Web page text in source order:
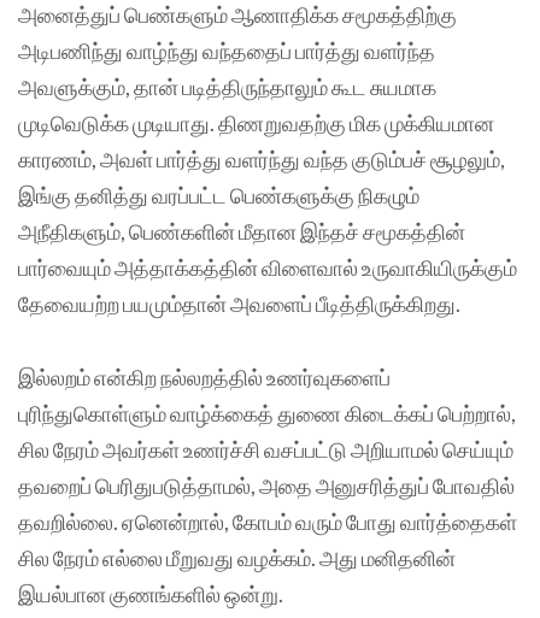
அனைத்துப் பெண்களும் ஆணாதிக்க சமூகத்திற்கு
அடிபணிந்து வாழ்ந்து வந்ததைப் பார்த்து வளர்ந்த
அவளுக்கும், தான் படித்திருந்தாலும் கூட சுயமாக
முடிவெடுக்க முடியாது. திணறுவதற்கு மிக முக்கியமான
காரணம், அவள் பார்த்து வளர்ந்து வந்த குடும்பச் சூழலும்,
இங்கு தனித்து வரப்பட்ட பெண்களுக்கு நிகழும்
அநீதிகளும், பெண்களின் மீதான இந்தச் சமூகத்தின்
பார்வையும் அத்தாக்கத்தின் விளைவால் உருவாகியிருக்கும்
தேவையற்ற பயமும்தான் அவளைப் பீடித்திருக்கிறது.
இல்லறம் என்கிற நல்லறத்தில் உணர்வுகளைப்
புரிந்துகொள்ளும் வாழ்க்கைத் துணை கிடைக்கப் பெற்றால்,
சில நேரம் அவர்கள் உணர்ச்சி வசப்பட்டு அறியாமல் செய்யும்
தவறைப் பெரிதுபடுத்தாமல், அதை அனுசரித்துப் போவதில்
தவறில்லை. ஏனென்றால், கோபம் வரும் போது வார்த்தைகள்
சில நேரம் எல்லை மீறுவது வழக்கம். அது மனிதனின்
இயல்பான குணங்களில் ஒன்று.